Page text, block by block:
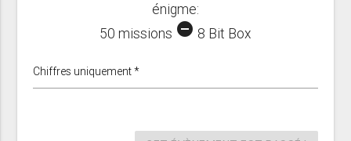
énigme:
50 missions remove_circle 8 Bit Box
Chiffres uniquement *